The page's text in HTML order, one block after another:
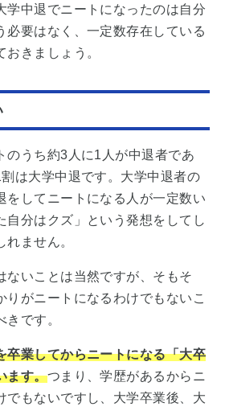
学中退でニートになったのは自分
必要はなく、一定数存在している
おきましょう。
のうち約3人に1人が中退者であ
は大学中退です。大学中退者の
をしてニートになる人が一定数い
自分はクズ」という発想をしてし
れません。
ないことは当然ですが、そもそ
りがニートになるわけでもないこ
です。
卒業してからニートになる「大卒
ます。つまり、学歴があるからニ
でもないですし、大学卒業後、大